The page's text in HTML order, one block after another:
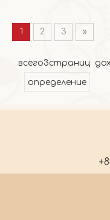
1 2 3 »
всего3страниц
определение